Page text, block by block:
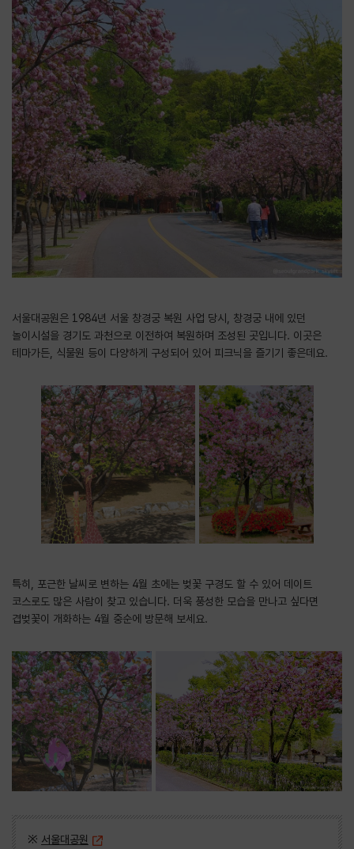
서울대공원은 1984년 서울 창경궁 복원 사업 당시, 창경궁 내에 있던
놀이시설을 경기도 과천으로 이전하여 복원하며 조성된 곳입니다. 이곳은
테마가든, 식물원 등이 다양하게 구성되어 있어 피크닉을 즐기기 좋은데요.
특히, 포근한 날씨로 변하는 4월 초에는 벚꽃 구경도 할 수 있어 데이트
코스로도 많은 사람이 찾고 있습니다. 더욱 풍성한 모습을 만나고 싶다면
겹벚꽃이 개화하는 4월 중순에 방문해 보세요.
※ 서울대공원